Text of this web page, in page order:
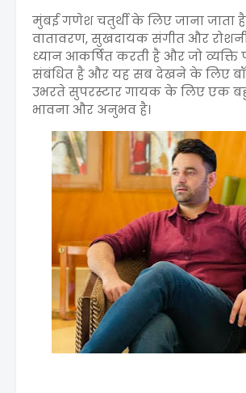
मुंबई गणेश चतुर्थी के लिए जाना जाता
वातावरण, सुखदायक संगीत और
ध्यान आकर्षित करती है और जो व्यक्ति
संबंधित है और यह सब देखने के लिए
उभरते सुपरस्टार गायक के लिए एक
भावना और अनुभव है।